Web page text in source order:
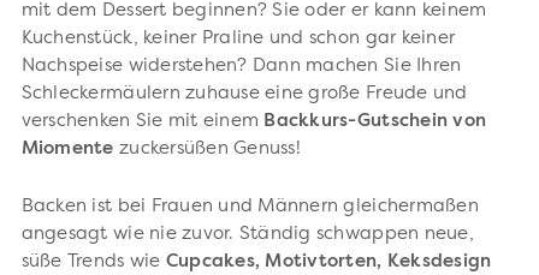
mit dem Dessert beginnen? Sie oder er kann keinem
Kuchenstück, keiner Praline und schon gar keiner
Nachspeise widerstehen? Dann machen Sie Ihren
Schleckermäulern zuhause eine große Freude und
verschenken Sie mit einem Backkurs-Gutschein von
Miomente zuckersüßen Genuss!
Backen ist bei Frauen und Männern gleichermaßen
angesagt wie nie zuvor. Ständig schwappen neue,
süße Trends wie Cupcakes, Motivtorten, Keksdesign